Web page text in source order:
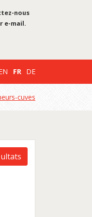
nous
e-mail.
FR DE
cuves